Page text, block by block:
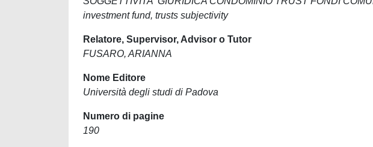
investment fund, trusts subjectivity
Relatore, Supervisor, Advisor o Tutor
FUSARO, ARIANNA
Nome Editore
Università degli studi di Padova
Numero di pagine
190